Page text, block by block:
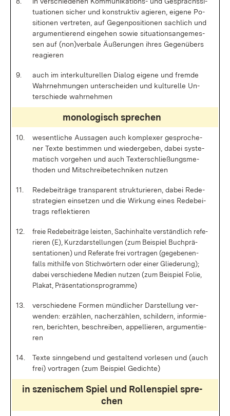
tua­tio­nen si­cher und kon­struk­tiv agie­ren, ei­ge­ne Po­
si­tio­nen ver­tre­ten, auf Ge­gen­po­si­tio­nen sach­lich und
ar­gu­men­tie­rend ein­ge­hen so­wie si­tua­ti­ons­an­ge­mes­
sen auf (non)ver­ba­le Äu­ße­run­gen ih­res Ge­gen­übers
re­agie­ren
9.
auch im in­ter­kul­tu­rel­len Dia­log ei­ge­ne und frem­de
Wahr­neh­mun­gen un­ter­schei­den und kul­tu­rel­le Un­
ter­schie­de wahr­neh­men
mo­no­lo­gisch spre­chen
10.
we­sent­li­che Aus­sa­gen auch kom­ple­xer ge­spro­che­
ner Tex­te be­stim­men und wie­der­ge­ben, da­bei sys­te­
ma­tisch vor­ge­hen und auch Tex­ter­schlie­ßungs­me­
tho­den und Mit­schrei­be­tech­ni­ken nut­zen
11.
Re­de­bei­trä­ge trans­pa­rent struk­tu­rie­ren, da­bei Re­de­
st­ra­te­gi­en ein­set­zen und die Wir­kung ei­nes Re­de­bei­
trags re­flek­tie­ren
12.
freie Re­de­bei­trä­ge leis­ten, Sach­in­hal­te ver­ständ­lich re­fe­
rie­ren (E), Kurz­dar­stel­lun­gen (zum Bei­spiel Buch­prä­
sen­ta­tio­nen) und Re­fe­ra­te frei vor­tra­gen (ge­ge­be­nen­
falls mit­hil­fe von Stich­wör­tern oder ei­ner Glie­de­rung);
da­bei ver­schie­de­ne Me­di­en nut­zen (zum Bei­spiel Fo­lie,
Pla­kat, Prä­sen­ta­ti­ons­pro­gram­me)
13.
ver­schie­de­ne For­men münd­li­cher Dar­stel­lung ver­
wen­den: er­zäh­len, nach­er­zäh­len, schil­dern, in­for­mie­
ren, be­rich­ten, be­schrei­ben, ap­pel­lie­ren, ar­gu­men­tie­
ren
14.
Tex­te sinn­ge­bend und ge­stal­tend vor­le­sen und (auch
frei) vor­tra­gen (zum Bei­spiel Ge­dich­te)
in sze­ni­schem Spiel und Rol­len­spiel spre­
chen